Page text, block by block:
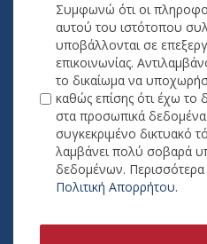
Συμφωνώ ότι οι
αυτού του ιστότοπου
υποβάλλονται σε
επικοινωνίας.
το δικαίωμα να
καθώς επίσης ότι έχω το
στα προσωπικά
συγκεκριμένο δικτυακό
λαμβάνει πολύ σοβαρά
δεδομένων. Περισσότερα
Πολιτική Απορρήτου.